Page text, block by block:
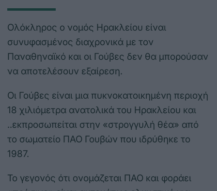
Ολόκληρος ο νομός Ηρακλείου είναι
συνυφασμένος διαχρονικά με τον
Παναθηναϊκό και οι Γούβες δεν θα μπορούσαν
να αποτελέσουν εξαίρεση.
Οι Γούβες είναι μια πυκνοκατοικημένη περιοχή
18 χιλιόμετρα ανατολικά του Ηρακλείου και
..εκπροσωπείται στην «στρογγυλή θέα» από
το σωματείο ΠΑΟ Γουβών που ιδρύθηκε το
1987.
Το γεγονός ότι ονομάζεται ΠΑΟ και φοράει